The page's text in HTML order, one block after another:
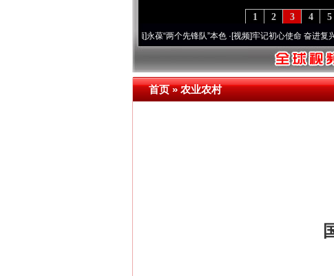
5
4
3
2
1
永葆“两个先锋队”本色·[视频]牢记初心使命 奋进复兴征程丨
首页»农业农村